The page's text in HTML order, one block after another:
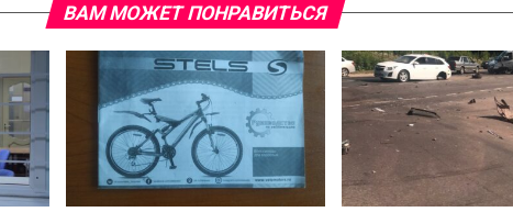
ВАМ МОЖЕТ ПОНРАВИТЬСЯ